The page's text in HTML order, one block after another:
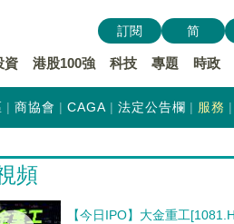
資 港股100強 科技 專題 時政
訂閱 简
商協會 CAGA 法定公告欄 服務
頻
【今日IPO】大金重工